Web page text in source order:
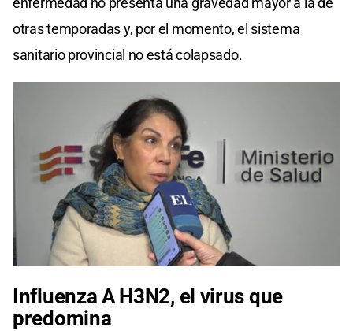
otras temporadas y, por el momento, el sistema
sanitario provincial no está colapsado.
Influenza A H3N2, el virus que
predomina